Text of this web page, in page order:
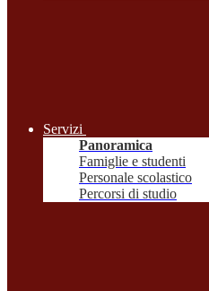
Servizi
Panoramica
Famiglie e studenti
Personale scolastico
Percorsi di studio